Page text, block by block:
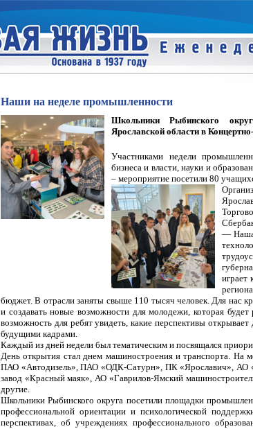
Наши на неделе промышленности
Школьники Рыбинского
Ярославской области в
Участниками недели
бизнеса и власти, науки и
– мероприятие посетили 80
— Наша
играет
бюджет. В отрасли заняты свыше 110 тысяч человек. Для нас
и создавать новые возможности для молодежи, которая
возможность для ребят увидеть, какие перспективы
будущими кадрами.
Каждый из дней недели был тематическим и посвящался
День открытия стал днем машиностроения и транспорта. На
ПАО «Автодизель», ПАО «ОДК-Сатурн», ПК «Ярославич», АО
завод «Красный маяк», АО «Гаврилов-Ямский
другие.
Школьники Рыбинского округа посетили площадки
профессиональной ориентации и психологической
перспективах, об учреждениях профессионального